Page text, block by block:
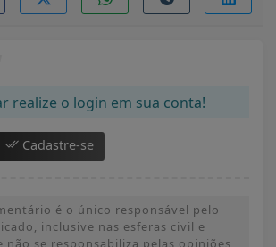
realize o login em sua conta!
Cadastre-se
é o único responsável pelo
inclusive nas esferas civil e
não se responsabiliza pelas opiniões